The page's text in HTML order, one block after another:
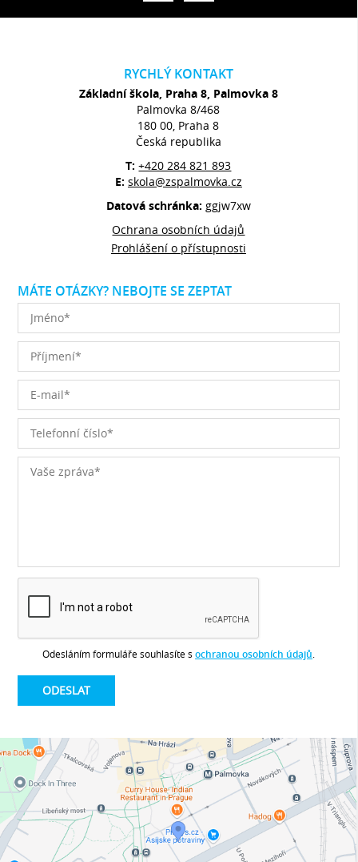
RYCHLÝ KONTAKT
Základní škola, Praha 8, Palmovka 8
Palmovka 8/468
180 00, Praha 8
Česká republika
T:+420 284 821 893
E: skola@zspalmovka.cz
Datová schránka: ggjw7xw
Ochrana osobních údajů
Prohlášení o přístupnosti
MÁTE OTÁZKY? NEBOJTE SE ZEPTAT
Odesláním formuláře souhlasíte s ochranou osobních údajů